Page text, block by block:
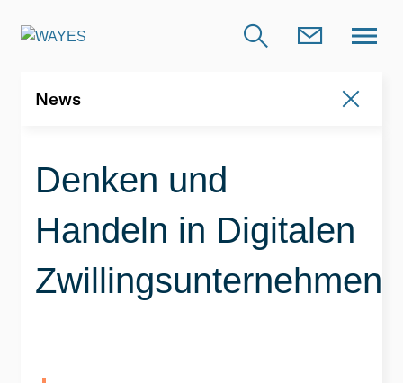
News
Denken und
Handeln in Digitalen
Zwillingsunternehmen